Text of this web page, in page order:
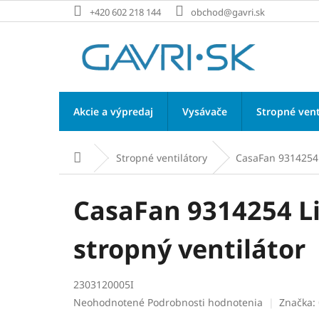
na
+420 602 218 144 obchod@gavri.sk
Akcie a výpredaj Vysávače Stropné
DomovStropné ventilátory CasaFan
CasaFan 9314254
stropný ventilátor
2303120005I
Priemerné
Neohodnotené Podrobnosti hodnotenia Značka: